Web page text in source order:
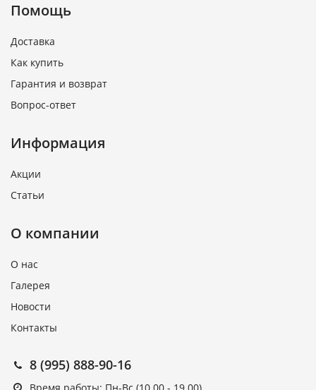
Помощь
Доставка
Как купить
Гарантия и возврат
Вопрос-ответ
Информация
Акции
Статьи
О компании
О нас
Галерея
Новости
Контакты
8 (995) 888-90-16